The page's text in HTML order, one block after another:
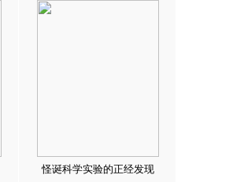
怪诞科学实验的正经发现